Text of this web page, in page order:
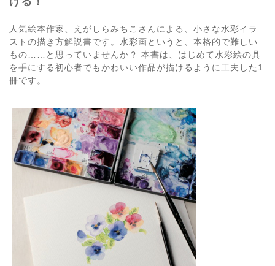
人気絵本作家、えがしらみちこさんによる、小さな水彩イラ
ストの描き方解説書です。水彩画というと、本格的で難しい
もの……と思っていませんか？ 本書は、はじめて水彩絵の具
を手にする初心者でもかわいい作品が描けるように工夫した1
冊です。